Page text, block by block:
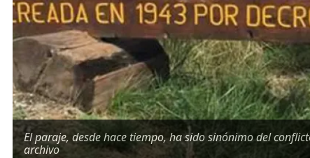
El paraje, desde hace tiempo, ha sido sinónimo del
archivo